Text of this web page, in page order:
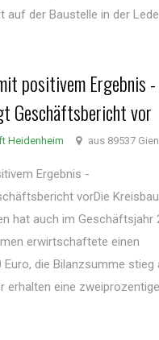
der Baustelle in der
positivem Ergebnis -
Geschäftsbericht vor
Heidenheim aus 89537
Ergebnis -
vorDie
hat auch im Geschäftsjahr
erwirtschaftete einen
die Bilanzsumme stieg
erhalten eine